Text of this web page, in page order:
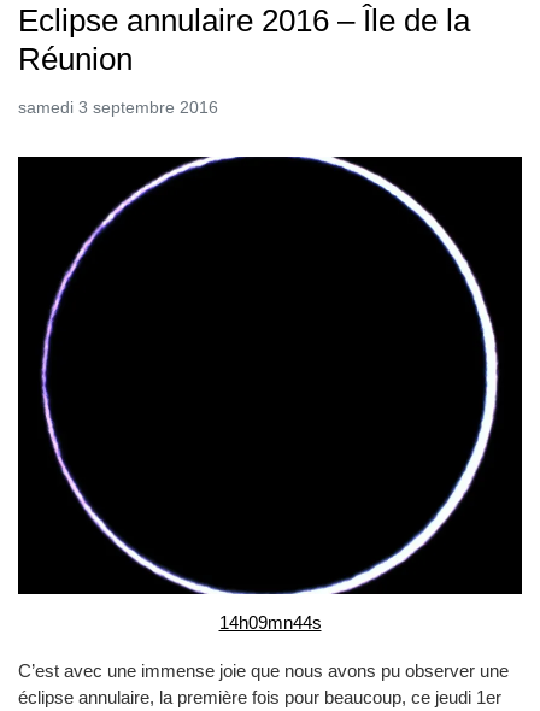
Eclipse annulaire 2016 – Île de la
Réunion
samedi 3 septembre 2016
14h09mn44s
C’est avec une immense joie que nous avons pu observer une
éclipse annulaire, la première fois pour beaucoup, ce jeudi 1er